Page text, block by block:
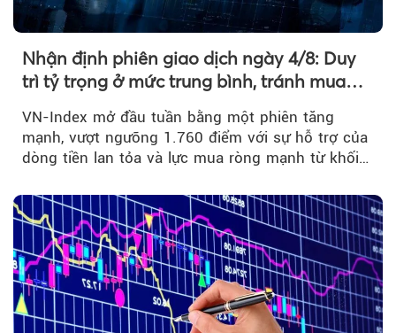
Nhận định phiên giao dịch ngày 4/8: Duy
trì tỷ trọng ở mức trung bình, tránh mua
VN-Index mở đầu tuần bằng một phiên tăng
mạnh, vượt ngưỡng 1.760 điểm với sự hỗ trợ của
dòng tiền lan tỏa và lực mua ròng mạnh từ khối